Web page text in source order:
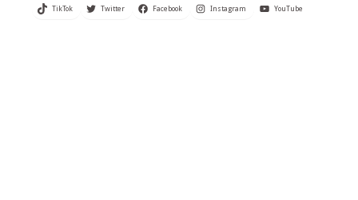
TikTok Twitter Facebook Instagram YouTube